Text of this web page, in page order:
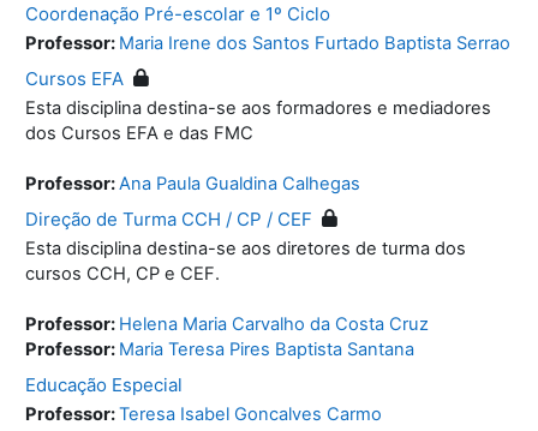
Coordenação Pré-escolar e 1º Ciclo
Professor: Maria Irene dos Santos Furtado Baptista Serrao
Cursos EFA
Esta disciplina destina-se aos formadores e mediadores
dos Cursos EFA e das FMC
Professor:Ana Paula Gualdina Calhegas
Direção de Turma CCH / CP / CEF
Esta disciplina destina-se aos diretores de turma dos
cursos CCH, CP e CEF.
Professor: Helena Maria Carvalho da Costa Cruz
Professor: Maria Teresa Pires Baptista Santana
Educação Especial
Professor:Teresa Isabel Goncalves Carmo